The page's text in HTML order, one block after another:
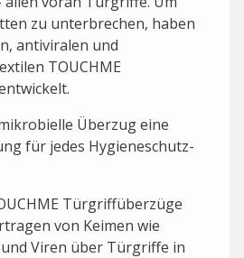
zu unterbrechen, haben
antiviralen und
TOUCHME
Überzug eine
für jedes Hygieneschutz-
Türgriffüberzüge
von Keimen wie
Viren über Türgriffe in